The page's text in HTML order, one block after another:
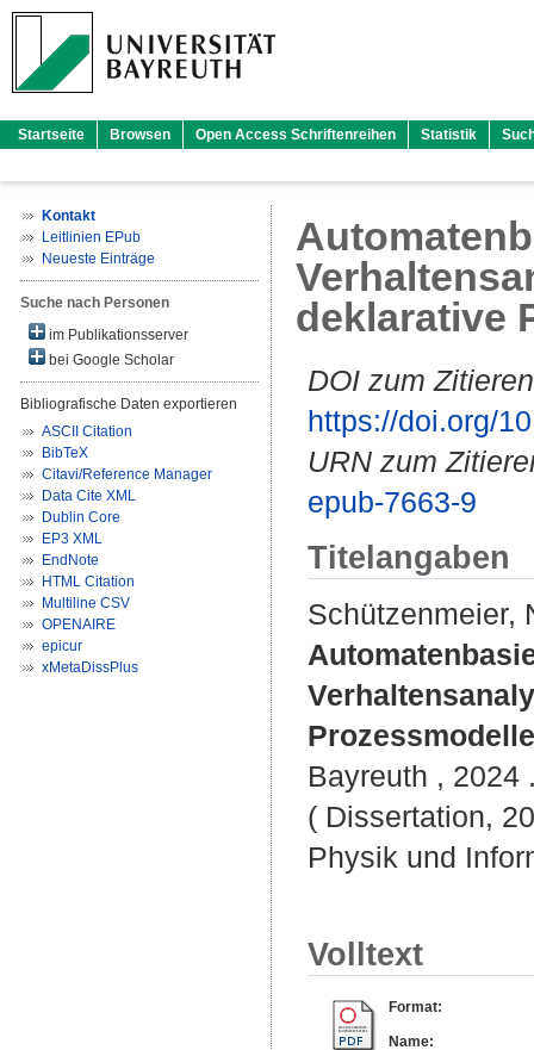
Startseite Browsen Open Access Schriftenreihen Statistik
Kontakt
Leitlinien EPub
Neueste Einträge
Suche nach Personen
im Publikationsserver
bei Google Scholar
Bibliografische Daten exportieren
ASCII Citation
BibTeX
Citavi/Reference Manager
Data Cite XML
Dublin Core
EP3 XML
EndNote
HTML Citation
Multiline CSV
OPENAIRE
epicur
xMetaDissPlus
deklarative
DOI zum
https://doi.org/
URN zum
epub-7663-9
Titelangaben
Schützenmeier,
Bayreuth , 2024
( Dissertation,
Physik und
Volltext
Format:
Name: